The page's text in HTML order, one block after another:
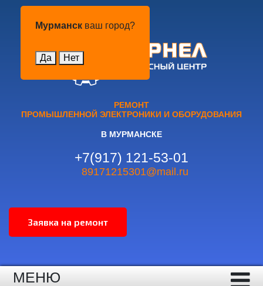
Мурманск ваш город?
Да Нет
РЕМОНТ
ПРОМЫШЛЕННОЙ ЭЛЕКТРОНИКИ И ОБОРУДОВАНИЯ
В МУРМАНСКЕ
+7(917) 121-53-01
89171215301@mail.ru
МЕНЮ